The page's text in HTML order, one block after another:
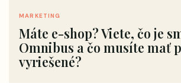
MARKETING
Máte e-shop? Viete, čo je
Omnibus a čo musíte mať
vyriešené?